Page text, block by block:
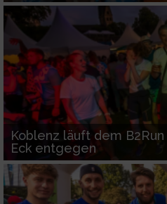
Koblenz läuft dem
Eck entgegen